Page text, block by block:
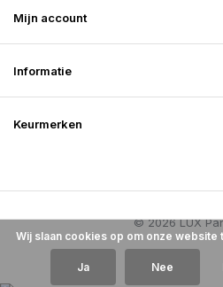
Mijn account
Informatie
Keurmerken
© 2026 LUX
Wij slaan cookies op om onze
Ja Nee